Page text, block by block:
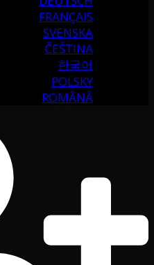
FRANÇAIS
SVENSKA
ČEŠTINA
한국어
POLSKY
ROMÂNĂ